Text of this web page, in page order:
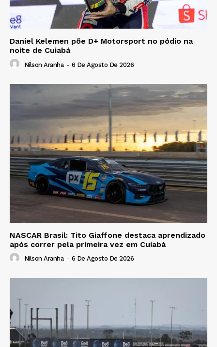
Daniel Kelemen põe D+ Motorsport no pódio na
noite de Cuiabá
Nilson Aranha - 6 De Agosto De 2026
NASCAR Brasil: Tito Giaffone destaca aprendizado
após correr pela primeira vez em Cuiabá
Nilson Aranha - 6 De Agosto De 2026